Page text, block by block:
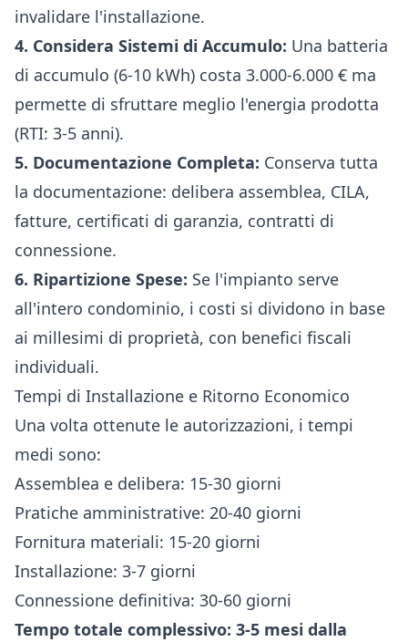
invalidare l'installazione.
4. Considera Sistemi di Accumulo: Una batteria
di accumulo (6-10 kWh) costa 3.000-6.000 € ma
permette di sfruttare meglio l'energia prodotta
(RTI: 3-5 anni).
5. Documentazione Completa: Conserva tutta
la documentazione: delibera assemblea, CILA,
fatture, certificati di garanzia, contratti di
connessione.
6. Ripartizione Spese: Se l'impianto serve
all'intero condominio, i costi si dividono in base
ai millesimi di proprietà, con benefici fiscali
individuali.
Tempi di Installazione e Ritorno Economico
Una volta ottenute le autorizzazioni, i tempi
medi sono:
Assemblea e delibera: 15-30 giorni
Pratiche amministrative: 20-40 giorni
Fornitura materiali: 15-20 giorni
Installazione: 3-7 giorni
Connessione definitiva: 30-60 giorni
Tempo totale complessivo: 3-5 mesi dalla